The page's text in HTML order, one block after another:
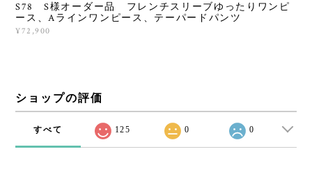
S78 S様オーダー品 フレンチスリーブゆったりワンピ
ース、Aラインワンピース、テーパードパンツ
¥72,900
ショップの評価
すべて 125 0 0